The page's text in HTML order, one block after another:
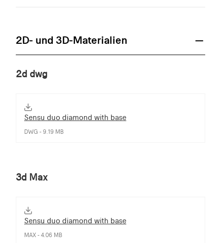
2D- und 3D-Materialien
2d dwg
Sensu duo diamond with base
DWG - 9.19 MB
3d Max
Sensu duo diamond with base
MAX - 4.06 MB